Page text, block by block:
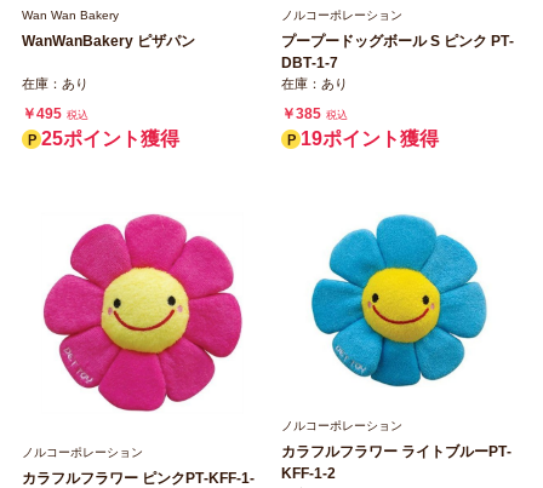
Wan Wan Bakery
WanWanBakery ピザパン
在庫：あり
￥495 税込
25ポイント獲得
ノルコーポレーション
プープードッグボール S ピンク PT‐
DBT‐1‐7
在庫：あり
￥385 税込
19ポイント獲得
ノルコーポレーション
カラフルフラワー ピンクPT‐KFF‐1‐
ノルコーポレーション
カラフルフラワー ライトブルーPT‐
KFF‐1‐2